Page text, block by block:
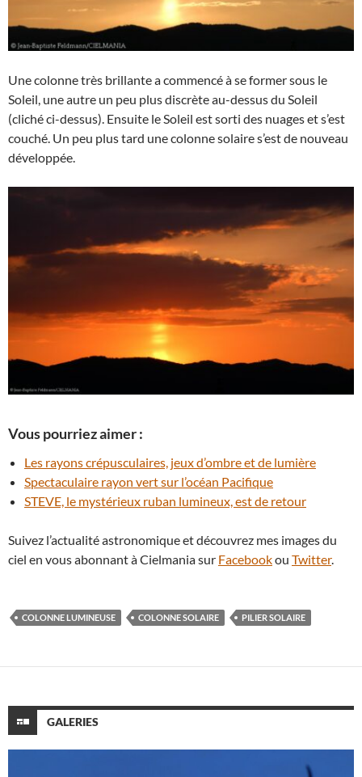
Une colonne très brillante a commencé à se former sous le
Soleil, une autre un peu plus discrète au-dessus du Soleil
(cliché ci-dessus). Ensuite le Soleil est sorti des nuages et s’est
couché. Un peu plus tard une colonne solaire s’est de nouveau
développée.
Vous pourriez aimer :
Les rayons crépusculaires, jeux d’ombre et de lumière
Spectaculaire rayon vert sur l’océan Pacifique
STEVE, le mystérieux ruban lumineux, est de retour
Suivez l’actualité astronomique et découvrez mes images du
ciel en vous abonnant à Cielmania sur Facebookou Twitter.
COLONNE LUMINEUSE COLONNE SOLAIRE PILIER SOLAIRE
GALERIES